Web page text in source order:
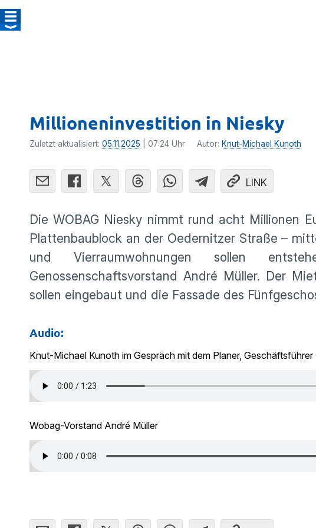
Millioneninvestition in Niesky
Zuletzt aktualisiert: 05.11.2025 | 07:24 Uhr Autor: Knut-Michael Kunoth
LINK
Die WOBAG Niesky nimmt rund acht Millionen
Plattenbaublock an der Oedernitzer Straße –
und Vierraumwohnungen sollen
Genossenschaftsvorstand André Müller. Der
sollen eingebaut und die Fassade des
Audio:
Knut-Michael Kunoth im Gespräch mit dem Planer,
Wobag-Vorstand André Müller